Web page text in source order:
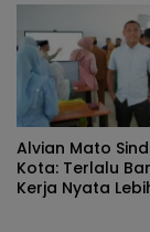
Alvian Mato
Kota: Terlalu
Kerja Nyata